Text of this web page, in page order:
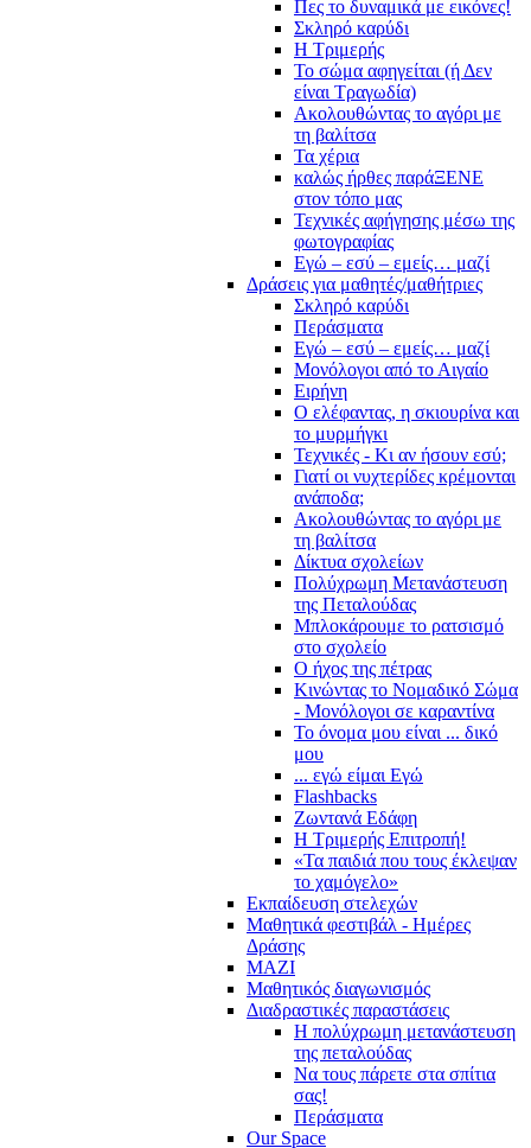
Πες το δυναμικά με εικόνες!
Σκληρό καρύδι
Η Τριμερής
Το σώμα αφηγείται (ή Δεν
είναι Τραγωδία)
Ακολουθώντας το αγόρι με
τη βαλίτσα
Τα χέρια
καλώς ήρθες παράΞΕΝΕ
στον τόπο μας
Τεχνικές αφήγησης μέσω της
φωτογραφίας
Εγώ – εσύ – εμείς… μαζί
Δράσεις για μαθητές/μαθήτριες
Σκληρό καρύδι
Περάσματα
Εγώ – εσύ – εμείς… μαζί
Μονόλογοι από το Αιγαίο
Ειρήνη
Ο ελέφαντας, η σκιουρίνα και
το μυρμήγκι
Τεχνικές - Κι αν ήσουν εσύ;
Γιατί οι νυχτερίδες κρέμονται
ανάποδα;
Ακολουθώντας το αγόρι με
τη βαλίτσα
Δίκτυα σχολείων
Πολύχρωμη Μετανάστευση
της Πεταλούδας
Μπλοκάρουμε το ρατσισμό
στο σχολείο
Ο ήχος της πέτρας
Κινώντας το Νομαδικό Σώμα
- Μονόλογοι σε καραντίνα
Το όνομα μου είναι ... δικό
μου
... εγώ είμαι Εγώ
Flashbacks
Ζωντανά Εδάφη
Η Τριμερής Επιτροπή!
«Τα παιδιά που τους έκλεψαν
το χαμόγελο»
Εκπαίδευση στελεχών
Μαθητικά φεστιβάλ - Ημέρες
Δράσης
ΜΑΖΙ
Μαθητικός διαγωνισμός
Διαδραστικές παραστάσεις
Η πολύχρωμη μετανάστευση
της πεταλούδας
Να τους πάρετε στα σπίτια
σας!
Περάσματα
Our Space